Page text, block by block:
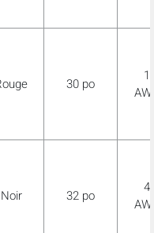
30 po
1
Noir 32 po
4